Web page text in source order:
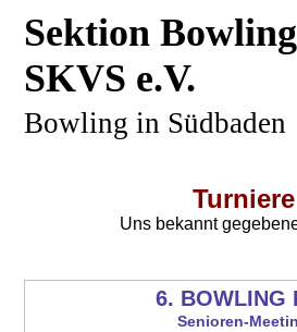
Sektion
SKVS e.V.
Bowling in Südbaden
Turniere
Uns bekannt
6. BOWLING
Senioren-